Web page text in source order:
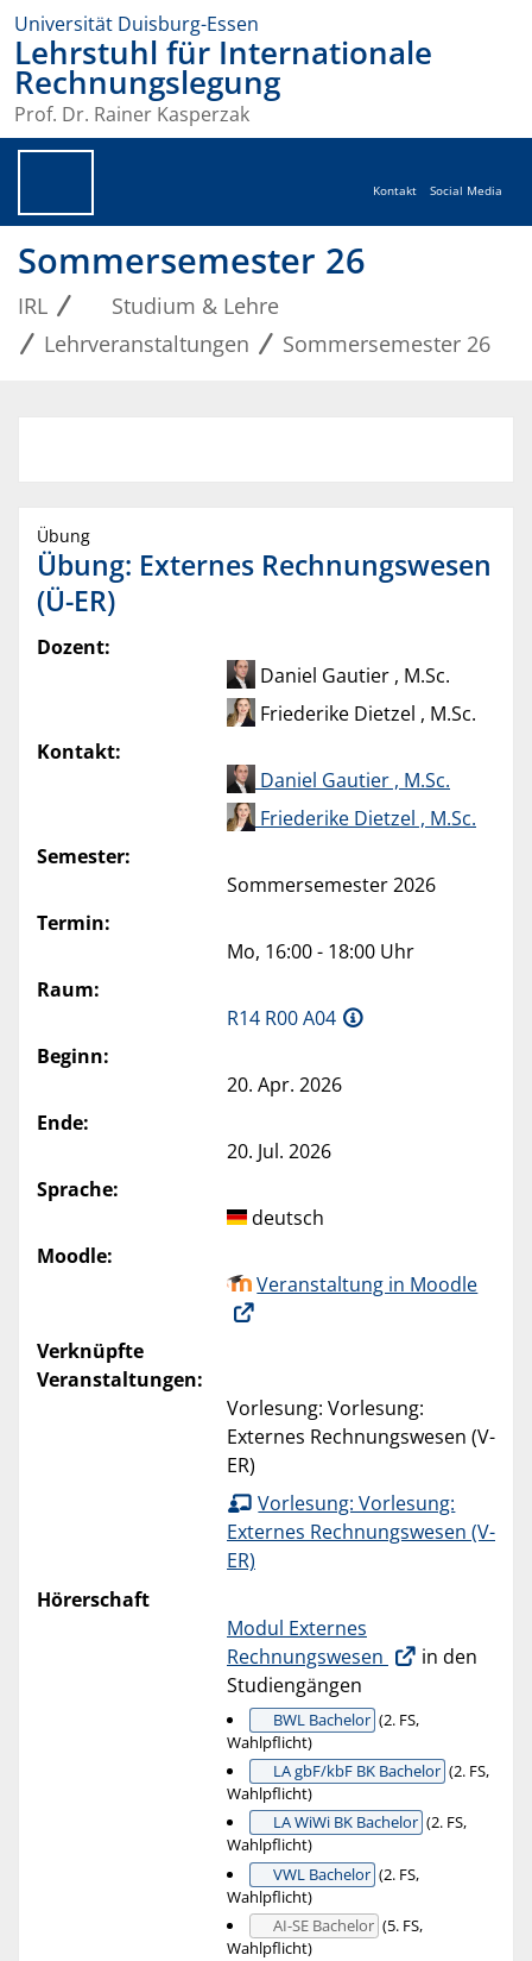
Universität Duisburg-Essen
Lehrstuhl für Internationale
Rechnungslegung
Prof. Dr. Rainer Kasperzak
Kontakt Social Media
Sommersemester 26
IRL
Studium & Lehre
Lehrveranstaltungen
Sommersemester 26
Übung
Übung: Externes Rechnungswesen
(Ü-ER)
Dozent:
Daniel Gautier , M.Sc.
Friederike Dietzel , M.Sc.
Kontakt:
Daniel Gautier , M.Sc.
Friederike Dietzel , M.Sc.
Semester:
Sommersemester 2026
Termin:
Mo, 16:00 - 18:00 Uhr
Raum:
R14 R00 A04
Beginn:
20. Apr. 2026
Ende:
20. Jul. 2026
Sprache:
deutsch
Moodle:
Veranstaltung in Moodle
Verknüpfte
Veranstaltungen:
Vorlesung: Vorlesung:
Externes Rechnungswesen (V-
ER)
Vorlesung: Vorlesung:
Externes Rechnungswesen (V-
ER)
Hörerschaft
Modul Externes
Rechnungswesen
in den
Studiengängen
BWL Bachelor (2. FS,
Wahlpflicht)
LA gbF/kbF BK Bachelor (2. FS,
Wahlpflicht)
LA WiWi BK Bachelor (2. FS,
Wahlpflicht)
VWL Bachelor (2. FS,
Wahlpflicht)
AI-SE Bachelor (5. FS,
Wahlpflicht)